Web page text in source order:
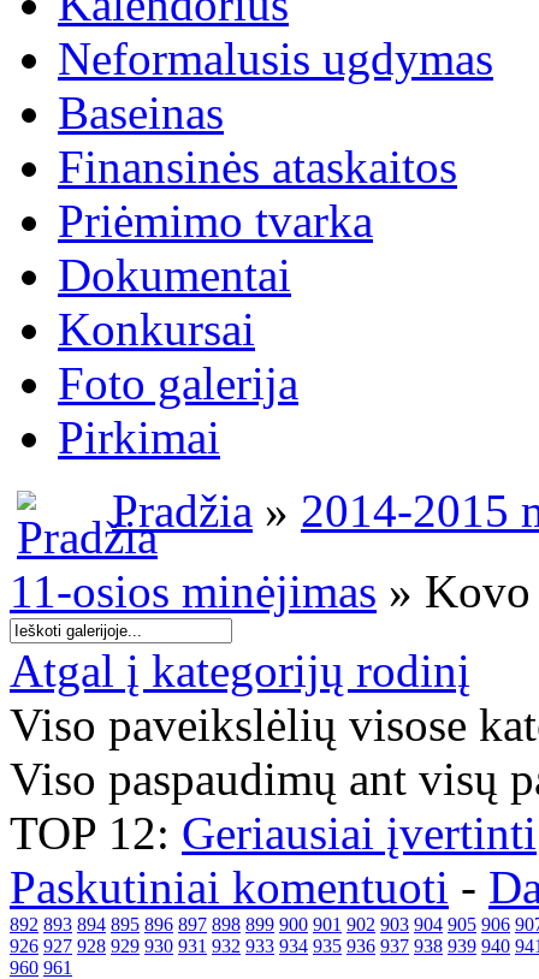
Neformalusis ugdymas
Baseinas
Finansinės ataskaitos
Priėmimo tvarka
Dokumentai
Konkursai
Foto galerija
Pirkimai
Pradžia » 2014-2015
11-osios minėjimas »
Atgal į kategorijų rodinį
Viso paveikslėlių visose
Viso paspaudimų ant visų
TOP 12: Geriausiai įvertinti
Paskutiniai komentuoti -
892 893 894 895 896 897 898 899 900 901 902 903 904 905 906
926 927 928 929 930 931 932 933 934 935 936 937 938 939 940
960 961